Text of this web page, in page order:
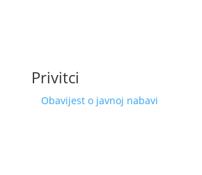
Privitci
Obavijest o javnoj nabavi